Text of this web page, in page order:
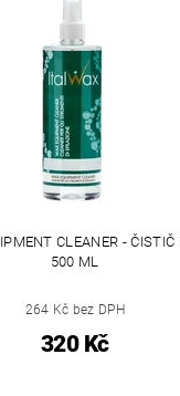
CLEANER - ČISTIČ
500 ML
264 Kč bez DPH
320 Kč